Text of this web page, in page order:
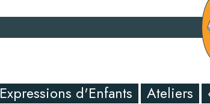
Expressions d'Enfants Ateliers